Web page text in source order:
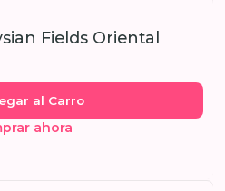
Fields Oriental
al Carro
ahora